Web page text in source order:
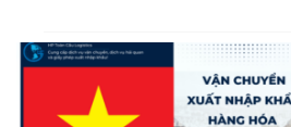
PUBLISHED IN VN - CHÂU Á
XUẤT NHẬP
NƯỚC/VÙNG LÃNH THỔ